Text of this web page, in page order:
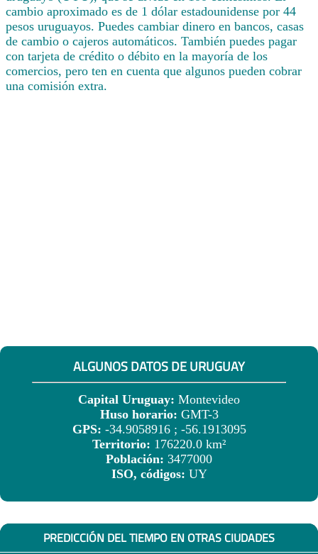
cambio aproximado es de 1 dólar estadounidense por 44
pesos uruguayos. Puedes cambiar dinero en bancos, casas
de cambio o cajeros automáticos. También puedes pagar
con tarjeta de crédito o débito en la mayoría de los
comercios, pero ten en cuenta que algunos pueden cobrar
una comisión extra.
ALGUNOS DATOS DE URUGUAY
Capital Uruguay: Montevideo
Huso horario: GMT-3
GPS: -34.9058916 ; -56.1913095
Territorio: 176220.0 km²
Población: 3477000
ISO, códigos: UY
PREDICCIÓN DEL TIEMPO EN OTRAS CIUDADES